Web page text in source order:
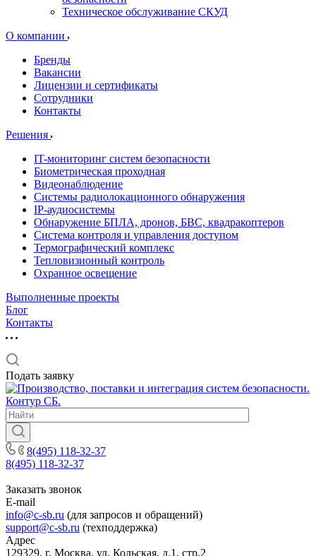
Техническое обслуживание СКУД
О компании
Бренды
Вакансии
Лицензии и сертификаты
Сотрудники
Контакты
Решения
IT-мониторинг систем безопасности
Биометрическая проходная
Видеонаблюдение
Системы радиолокационного обнаружения
IP-аудиосистемы
Обнаружение БПЛА, дронов, БВС, квадракоптеров
Система контроля и управления доступом
Термографический комплекс
Тепловизионный контроль
Охранное освещение
Выполненные проекты
Блог
Контакты
Подать заявку
8(495) 118-32-37
8(495) 118-32-37
Заказать звонок
E-mail
info@c-sb.ru (для запросов и обращений)
support@c-sb.ru (техподдержка)
Адрес
129329, г. Москва, ул. Кольская, д.1, стр.2